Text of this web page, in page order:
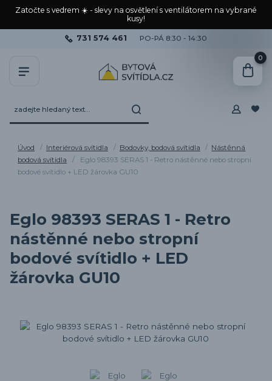
Zatočte s vedrem ☀️ - slevy na osvětlení s ventilátorem na vybrané
kusy!
731 574 461 PO-PÁ 8:30 - 14:30
0
Úvod Interiérová svítidla Bodovky, bodová svítidla
Nástěnná
bodová svítidla
Eglo 98393 SERAS 1 - Retro nástěnné nebo stropní
bodové svítidlo + LED žárovka GU10
Eglo 98393 SERAS 1 - Retro
nástěnné nebo stropní
bodové svítidlo + LED
žárovka GU10